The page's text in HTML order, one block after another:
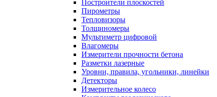
Построители плоскостей
Пирометры
Тепловизоры
Толщиномеры
Мультиметр цифровой
Влагомеры
Измерители прочности бетона
Разметки лазерные
Уровни, правила, угольники, линейки
Детекторы
Измерительное колесо